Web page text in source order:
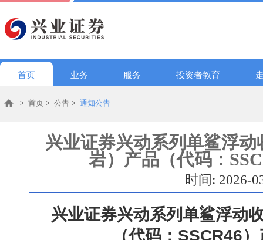
首页 业务 服务 投资者教育
> 首页 > 公告 > 通知公告
兴业证券兴动系列单鲨浮
岩）产品（代码：
时间: 2026-
兴业证券兴动系列单鲨浮动
（代码： SSCR46